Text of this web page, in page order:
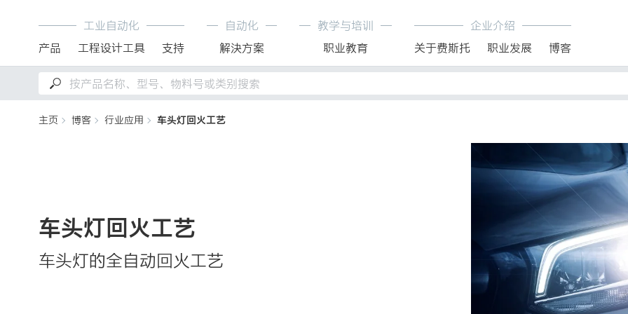
工业自动化
产品
工程设计工具 支持
自动化
解決方案
教学与培训
职业教育
企业介绍
关于费斯托
职业发展 博客
主页 博客 行业应用 车头灯回火工艺
车头灯回火工艺
车头灯的全自动回火工艺